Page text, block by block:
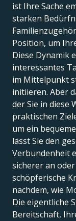
ist Ihre Sache
starken
Position, um
Diese Dynamik
interessantes
im Mittelpunkt
initiieren. Aber
der Sie in diese
praktischen
um ein
lässt Sie den
Verbundenheit
sicherer an
schöpferische
nachdem, wie
Die eigentliche
Bereitschaft,